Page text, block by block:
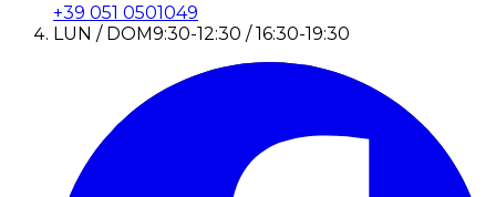
+39 051 0501049
LUN / DOM9:30-12:30 / 16:30-19:30